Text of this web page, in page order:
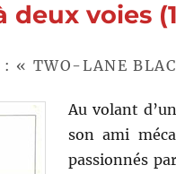
deux voies
« TWO-LANE
Au volant
son ami
passionnés